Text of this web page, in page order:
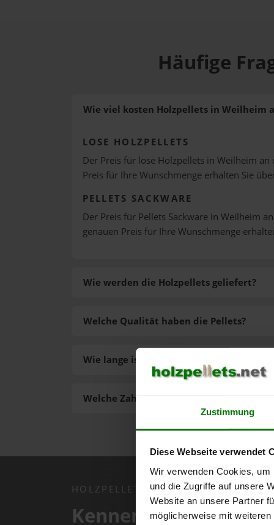
Zustimmung
Diese Webseite verwendet
Wir verwenden Cookies,
und die Zugriffe auf unsere
Website an unsere Partner
möglicherweise mit
Häufige
Wie viel kosten Holzpellets in Weilheim
LOSE HOLZPELLETS
Der Preis für lose Holzpellets in Weilheim an
Preis für Ihre Wunschmenge erhalten Sie
PELLETS SACKWARE
Der Preis für Pellets Sackware in Weilheim
genauen Preis für Ihre Wunschmenge
Wie werden die Holzpellets geliefert?
Welche Zahlungsarten gibt es?
Welche Qualität haben die Pellets?
Wie lange ist die Lieferzeit der Pellets?
HOLZPELLETS.NET APP
Kennen Sie schon